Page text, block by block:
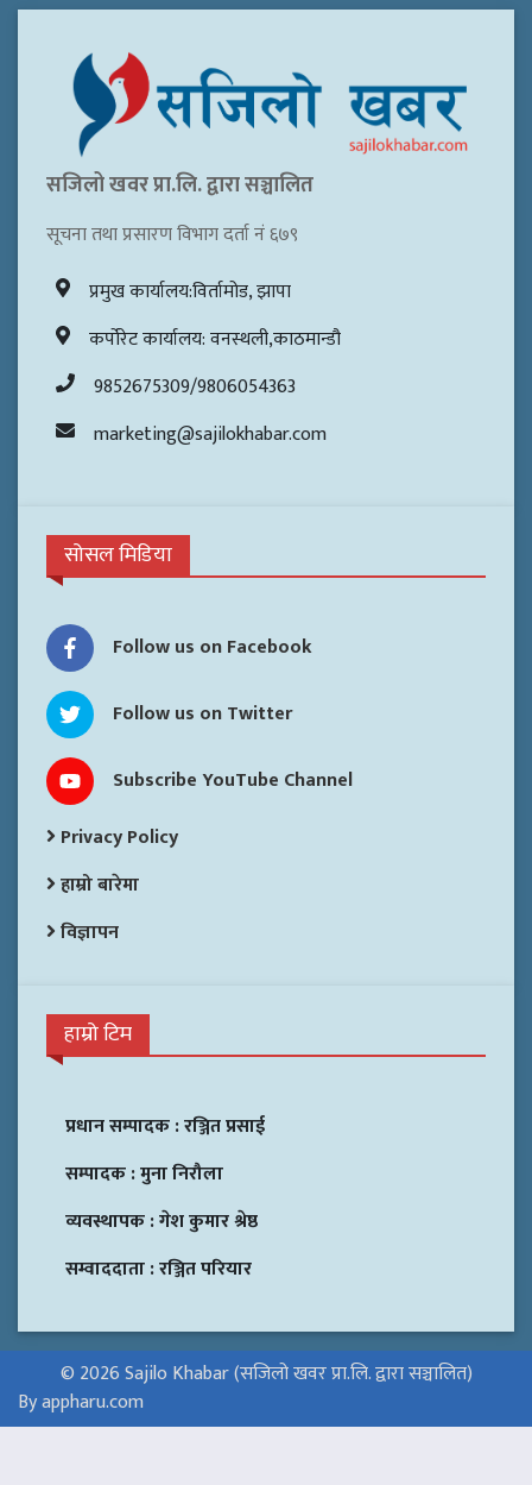
सजिलो खवर प्रा.लि. द्वारा सञ्चालित
सूचना तथा प्रसारण विभाग दर्ता नं ६७९
प्रमुख कार्यालय:विर्तामोड, झापा
कर्पोरेट कार्यालय: वनस्थली,काठमान्डौ
9852675309/9806054363
marketing@sajilokhabar.com
सोसल मिडिया
Follow us on Facebook
Follow us on Twitter
Subscribe YouTube Channel
Privacy Policy
हाम्रो बारेमा
विज्ञापन
हाम्रो टिम
प्रधान सम्पादक :रञ्जित प्रसाई
सम्पादक :मुना निरौला
व्यवस्थापक :गेश कुमार श्रेष्ठ
सम्वाददाता :रञ्जित परियार
© 2026 Sajilo Khabar (सजिलो खवर प्रा.लि. द्वारा सञ्चालित)
By appharu.com